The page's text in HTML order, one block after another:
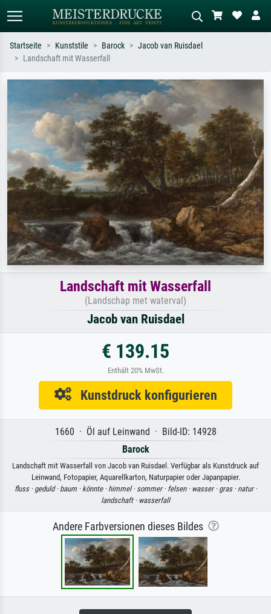
Suchen Sie nach Künstlern, Werktiteln
oder Stilen – z.B. Monet,
Sternennacht, Impressionismus, Welle
Hokusai, Akt.
Beschreiben Sie die Szene – z.B. Grüne
Wiese, Abstrakt mit viel Rot, Dunkles
Ölgemälde, Stehender Akt neben einem
Baum.
Startseite Kunststile Barock
Jacob van Ruisdael
Landschaft mit Wasserfall
Landschaft mit Wasserfall
(Landschap met waterval)
Jacob van Ruisdael
€ 139.15
Enthält 20% MwSt.
Kunstdruck konfigurieren
1660 · Öl auf Leinwand · Bild-ID: 14928
Barock
Landschaft mit Wasserfall von Jacob van Ruisdael. Verfügbar als Kunstdruck auf
Leinwand, Fotopapier, Aquarellkarton, Naturpapier oder Japanpapier.
fluss · geduld · baum · könnte · himmel · sommer · felsen · wasser · gras · natur ·
landschaft · wasserfall
Andere Farbversionen dieses Bildes